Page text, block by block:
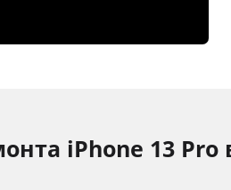
iPhone 13 Pro